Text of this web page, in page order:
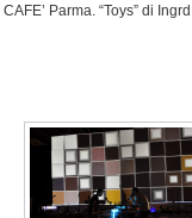
CAFE’ Parma. “Toys” di